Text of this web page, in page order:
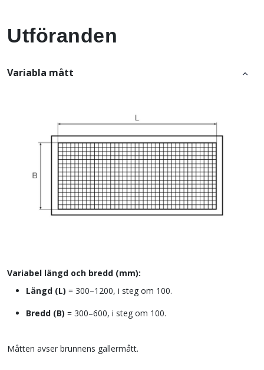
Utföranden
Variabla mått
Variabel längd och bredd (mm):
Längd (L) = 300–1200, i steg om 100.
Bredd (B) = 300–600, i steg om 100.
Måtten avser brunnens gallermått.